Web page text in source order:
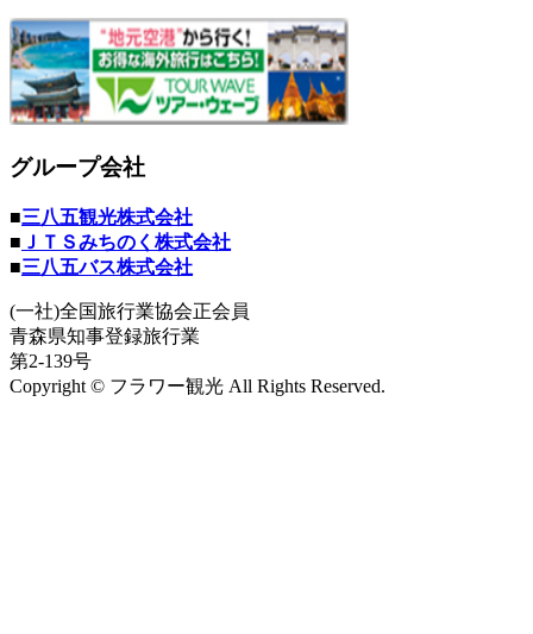
グループ会社
■三八五観光株式会社
■ ＪＴＳみちのく株式会社
■三八五バス株式会社
(一社)全国旅行業協会正会員
青森県知事登録旅行業
第2-139号
Copyright © フラワー観光 All Rights Reserved.